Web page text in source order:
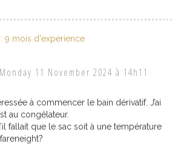
: 9 mois d'experience
11 November 2024 à 14h11
à commencer le bain dérivatif. J’ai
au congélateur.
fallait que le sac soit à une température